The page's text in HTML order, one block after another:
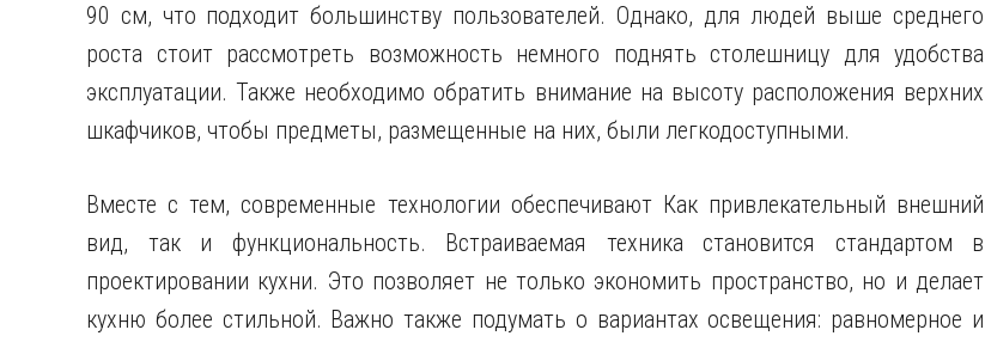
90 см, что подходит большинству пользователей. Однако, для людей выше среднего
роста стоит рассмотреть возможность немного поднять столешницу для удобства
эксплуатации. Также необходимо обратить внимание на высоту расположения верхних
шкафчиков, чтобы предметы, размещенные на них, были легкодоступными.
Вместе с тем, современные технологии обеспечивают Как привлекательный внешний
вид, так и функциональность. Встраиваемая техника становится стандартом в
проектировании кухни. Это позволяет не только экономить пространство, но и делает
кухню более стильной. Важно также подумать о вариантах освещения: равномерное и